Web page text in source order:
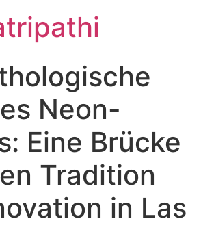
Neon-
Eine Brücke
Tradition
in Las